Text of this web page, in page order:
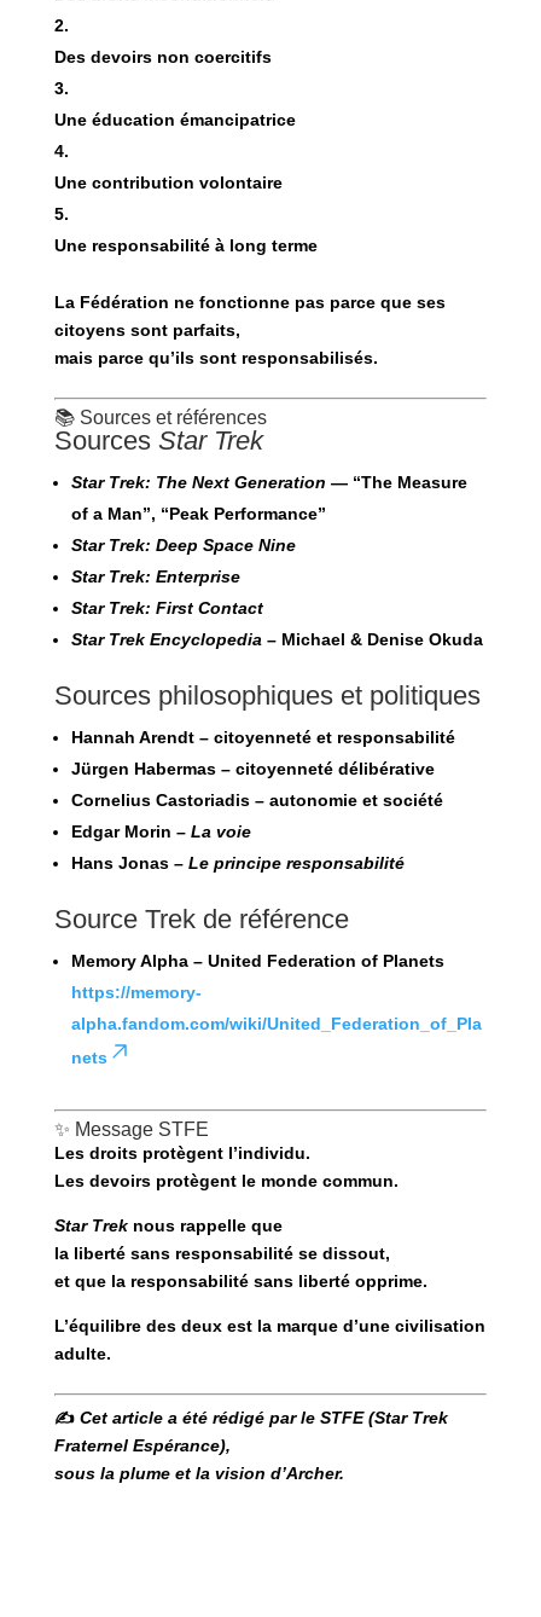
Des devoirs non coercitifs
Une éducation émancipatrice
Une contribution volontaire
Une responsabilité à long terme
La Fédération ne fonctionne pas parce que ses
citoyens sont parfaits,
mais parce qu’ils sont responsabilisés.
📚 Sources et références
Sources Star Trek
Star Trek: The Next Generation — “The Measure
of a Man”, “Peak Performance”
Star Trek: Deep Space Nine
Star Trek: Enterprise
Star Trek: First Contact
Star Trek Encyclopedia – Michael & Denise Okuda
Sources philosophiques et politiques
Hannah Arendt – citoyenneté et responsabilité
Jürgen Habermas – citoyenneté délibérative
Cornelius Castoriadis – autonomie et société
Edgar Morin – La voie
Hans Jonas – Le principe responsabilité
Source Trek de référence
Memory Alpha – United Federation of Planets
https://memory-
alpha.fandom.com/wiki/United_Federation_of_Pla
nets
✨ Message STFE
Les droits protègent l’individu.
Les devoirs protègent le monde commun.
Star Treknous rappelle que
la liberté sans responsabilité se dissout,
et que la responsabilité sans liberté opprime.
L’équilibre des deux est la marque d’une civilisation
adulte.
✍️ Cet article a été rédigé par le STFE (Star Trek
Fraternel Espérance),
sous la plume et la vision d’Archer.